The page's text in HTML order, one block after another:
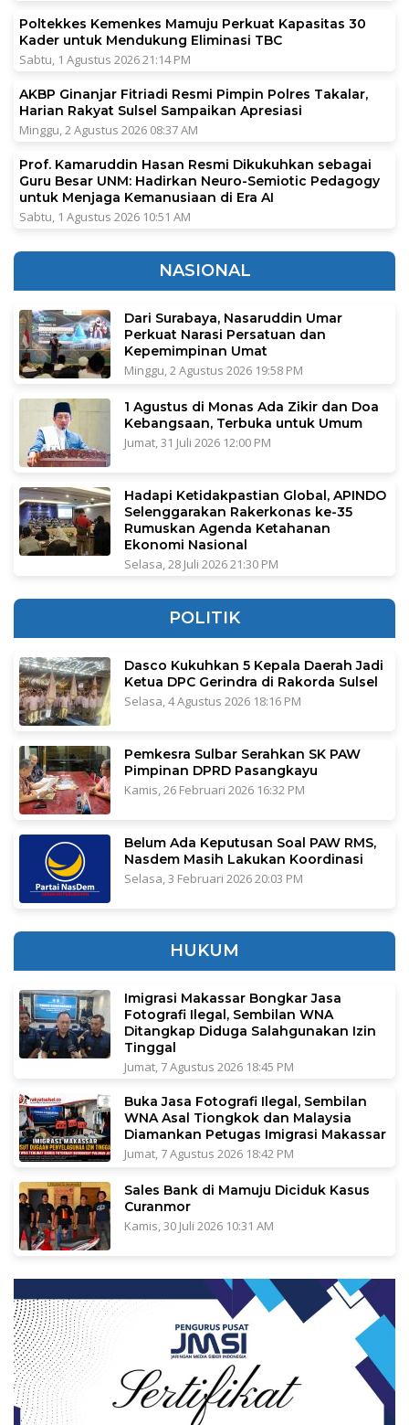
Poltekkes Kemenkes Mamuju Perkuat Kapasitas 30
Kader untuk Mendukung Eliminasi TBC
Sabtu, 1 Agustus 2026 21:14 PM
AKBP Ginanjar Fitriadi Resmi Pimpin Polres Takalar,
Harian Rakyat Sulsel Sampaikan Apresiasi
Minggu, 2 Agustus 2026 08:37 AM
Prof. Kamaruddin Hasan Resmi Dikukuhkan sebagai
Guru Besar UNM: Hadirkan Neuro-Semiotic Pedagogy
untuk Menjaga Kemanusiaan di Era AI
Sabtu, 1 Agustus 2026 10:51 AM
NASIONAL
Dari Surabaya, Nasaruddin Umar
Perkuat Narasi Persatuan dan
Kepemimpinan Umat
Minggu, 2 Agustus 2026 19:58 PM
1 Agustus di Monas Ada Zikir dan Doa
Kebangsaan, Terbuka untuk Umum
Jumat, 31 Juli 2026 12:00 PM
Hadapi Ketidakpastian Global, APINDO
Selenggarakan Rakerkonas ke-35
Rumuskan Agenda Ketahanan
Ekonomi Nasional
Selasa, 28 Juli 2026 21:30 PM
POLITIK
Dasco Kukuhkan 5 Kepala Daerah Jadi
Ketua DPC Gerindra di Rakorda Sulsel
Selasa, 4 Agustus 2026 18:16 PM
Pemkesra Sulbar Serahkan SK PAW
Pimpinan DPRD Pasangkayu
Kamis, 26 Februari 2026 16:32 PM
Belum Ada Keputusan Soal PAW RMS,
Nasdem Masih Lakukan Koordinasi
Selasa, 3 Februari 2026 20:03 PM
HUKUM
Imigrasi Makassar Bongkar Jasa
Fotografi Ilegal, Sembilan WNA
Ditangkap Diduga Salahgunakan Izin
Tinggal
Jumat, 7 Agustus 2026 18:45 PM
Buka Jasa Fotografi Ilegal, Sembilan
WNA Asal Tiongkok dan Malaysia
Diamankan Petugas Imigrasi Makassar
Jumat, 7 Agustus 2026 18:42 PM
Sales Bank di Mamuju Diciduk Kasus
Curanmor
Kamis, 30 Juli 2026 10:31 AM